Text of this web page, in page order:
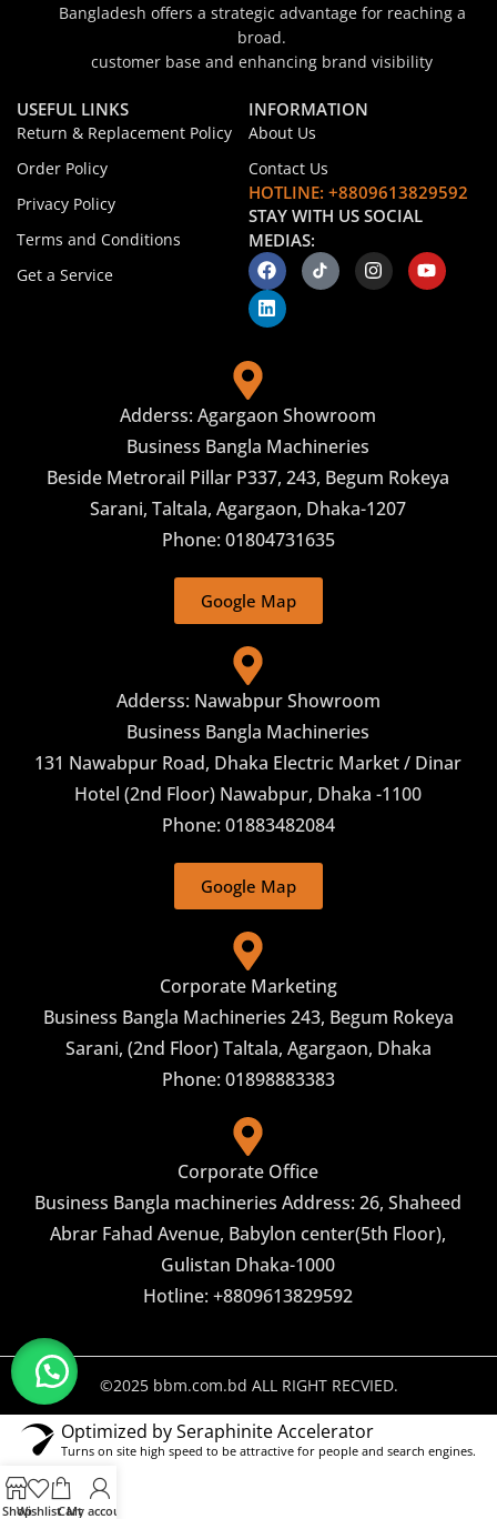
Bangladesh offers a strategic advantage for reaching a
broad.
customer base and enhancing brand visibility
USEFUL LINKS
Return & Replacement Policy
Order Policy
Privacy Policy
Terms and Conditions
Get a Service
INFORMATION
About Us
Contact Us
HOTLINE: +8809613829592
STAY WITH US SOCIAL
MEDIAS:
Adderss: Agargaon Showroom
Business Bangla Machineries
Beside Metrorail Pillar P337, 243, Begum Rokeya
Sarani, Taltala, Agargaon, Dhaka-1207
Phone: 01804731635
Google Map
Adderss: Nawabpur Showroom
Business Bangla Machineries
131 Nawabpur Road, Dhaka Electric Market / Dinar
Hotel (2nd Floor) Nawabpur, Dhaka -1100
Phone: 01883482084
Google Map
Phone: 01898883383
Corporate Marketing
Business Bangla Machineries 243, Begum Rokeya
Sarani, (2nd Floor) Taltala, Agargaon, Dhaka
Corporate Office
Business Bangla machineries Address: 26, Shaheed
Abrar Fahad Avenue, Babylon center(5th Floor),
Gulistan Dhaka-1000
Hotline: +8809613829592
©2025 bbm.com.bd ALL RIGHT RECVIED.
ShopWishlistCart
My account
Optimized by Seraphinite Accelerator
Turns on site high speed to be attractive for people and search engines.